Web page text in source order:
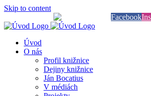
Skip to content
Facebook
Úvod
O nás
Profil knižnice
Dejiny knižnice
Ján Bocatius
V médiách